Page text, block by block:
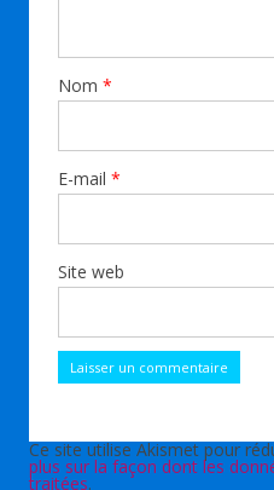
Nom *
E-mail *
Site web
Ce site utilise Akismet pour
plus sur la façon dont les
traitées.